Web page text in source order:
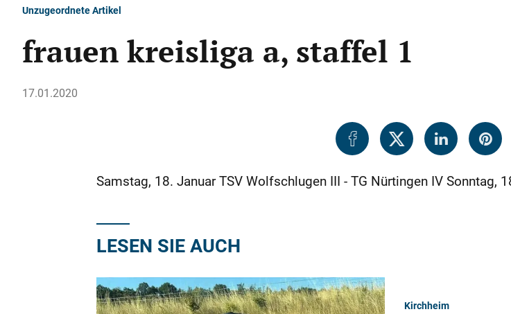
Unzugeordnete Artikel
frauen kreisliga a, staffel 1
17.01.2020
Samstag, 18. Januar TSV Wolfschlugen III - TG Nürtingen IV Sonntag,
LESEN SIE AUCH
Kirchheim